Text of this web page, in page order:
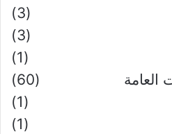
(3)
(3)
(1)
العامة
(60)
(1)
(1)